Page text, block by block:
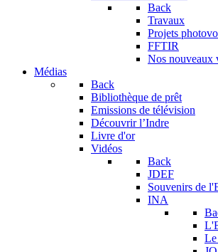
Back
Travaux
Projets
FFTIR
Nos nouveaux
Médias
Back
Bibliothèque de prêt
Emissions de télévision
Découvrir l’Indre
Livre d'or
Vidéos
Back
JDEF
Souvenirs de
INA
Le